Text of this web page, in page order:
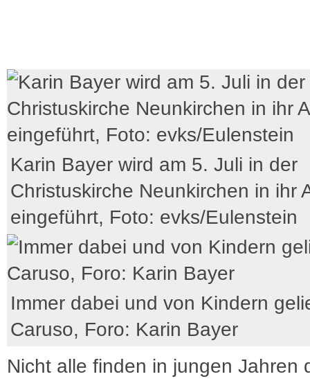
Karin Bayer wird am 5. Juli in der
Christuskirche Neunkirchen in ihr
eingeführt, Foto: evks/Eulenstein
Immer dabei und von Kindern
Caruso, Foro: Karin Bayer
Nicht alle finden in jungen Jahren